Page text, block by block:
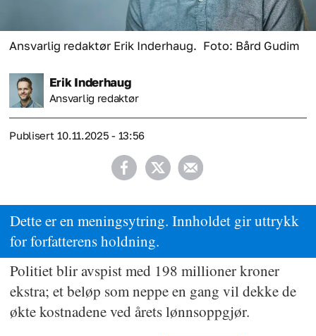
Ansvarlig redaktør Erik Inderhaug. Foto: Bård Gudim
Erik Inderhaug
Ansvarlig redaktør
Publisert 10.11.2025 - 13:56
Dette er en meningsytring. Innholdet gir uttrykk
for forfatterens holdning.
Politiet blir avspist med 198 millioner kroner
ekstra; et beløp som neppe en gang vil dekke de
økte kostnadene ved årets lønnsoppgjør.